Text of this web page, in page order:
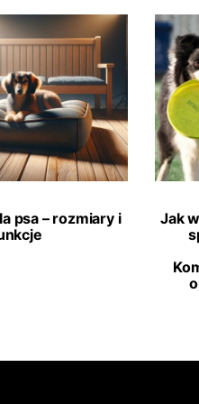
psa – rozmiary i
Jak